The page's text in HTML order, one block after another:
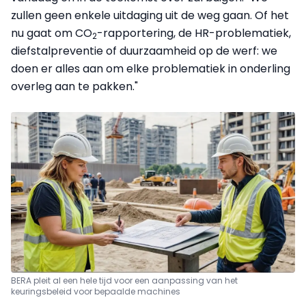
zullen geen enkele uitdaging uit de weg gaan. Of het
nu gaat om CO2-rapportering, de HR-problematiek,
diefstalpreventie of duurzaamheid op de werf: we
doen er alles aan om elke problematiek in onderling
overleg aan te pakken."
BERA pleit al een hele tijd voor een aanpassing van het
keuringsbeleid voor bepaalde machines